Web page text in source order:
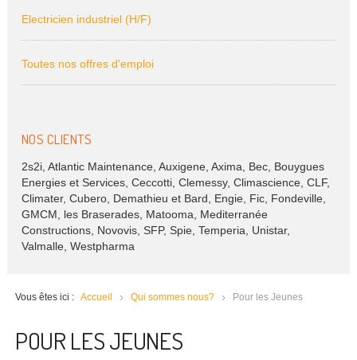
Electricien industriel (H/F)
Toutes nos offres d'emploi
NOS CLIENTS
2s2i, Atlantic Maintenance, Auxigene, Axima, Bec, Bouygues
Energies et Services, Ceccotti, Clemessy, Climascience, CLF,
Climater, Cubero, Demathieu et Bard, Engie, Fic, Fondeville,
GMCM, les Braserades, Matooma, Mediterranée
Constructions, Novovis, SFP, Spie, Temperia, Unistar,
Valmalle, Westpharma
Vous êtes ici : Accueil Qui sommes nous? Pour les Jeunes
POUR LES JEUNES